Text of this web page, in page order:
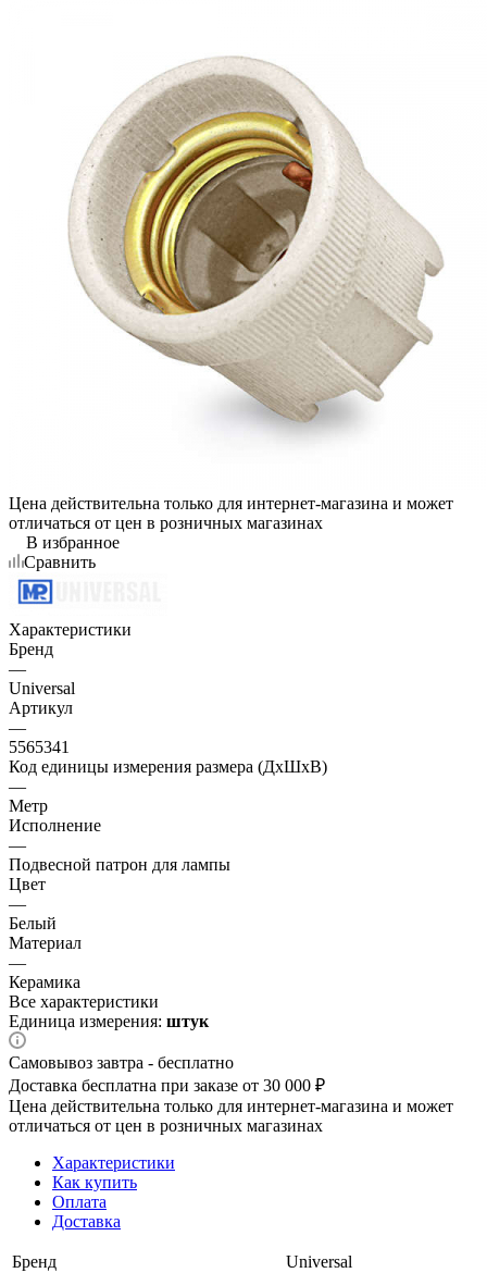
Цена действительна только для интернет-магазина и может
отличаться от цен в розничных магазинах
В избранное
Сравнить
Характеристики
Бренд
—
Universal
Артикул
—
5565341
Код единицы измерения размера (ДхШхВ)
—
Метр
Исполнение
—
Подвесной патрон для лампы
Цвет
—
Белый
Материал
—
Керамика
Все характеристики
Единица измерения: штук
Самовывоз завтра - бесплатно
Доставка бесплатна при заказе от 30 000 ₽
Цена действительна только для интернет-магазина и может
отличаться от цен в розничных магазинах
Характеристики
Как купить
Оплата
Доставка
Бренд
Universal